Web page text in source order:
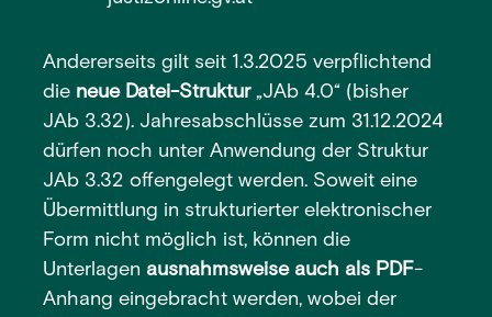
Andererseits gilt seit 1.3.2025 verpflichtend
die neue Datei-Struktur„JAb 4.0“ (bisher
JAb 3.32). Jahresabschlüsse zum 31.12.2024
dürfen noch unter Anwendung der Struktur
JAb 3.32 offengelegt werden. Soweit eine
Übermittlung in strukturierter elektronischer
Form nicht möglich ist, können die
Unterlagen ausnahmsweise auch als PDF-
Anhang eingebracht werden, wobei der